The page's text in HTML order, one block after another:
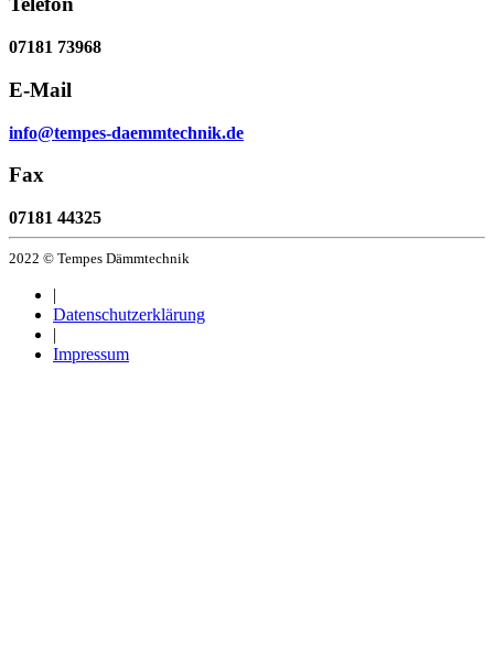
07181 73968
E-Mail
info@tempes-daemmtechnik.de
Fax
07181 44325
2022 © Tempes Dämmtechnik
|
Datenschutzerklärung
|
Impressum